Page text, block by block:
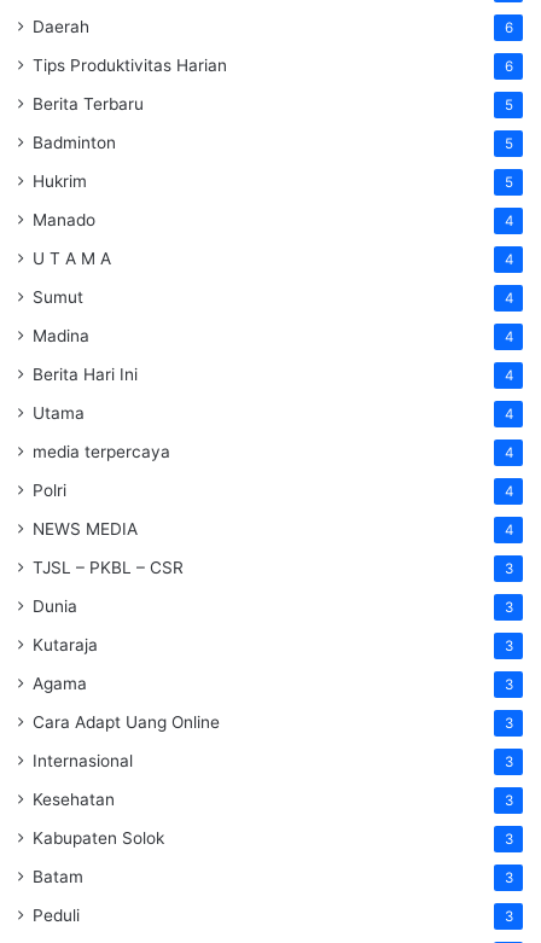
Daerah 6
Tips Produktivitas Harian 6
Berita Terbaru 5
Badminton 5
Hukrim 5
Manado 4
U T A M A 4
Sumut 4
Madina 4
Berita Hari Ini 4
Utama 4
media terpercaya 4
Polri 4
NEWS MEDIA 4
TJSL – PKBL – CSR 3
Dunia 3
Kutaraja 3
Agama 3
Cara Adapt Uang Online 3
Internasional 3
Kesehatan 3
Kabupaten Solok 3
Batam 3
Peduli 3